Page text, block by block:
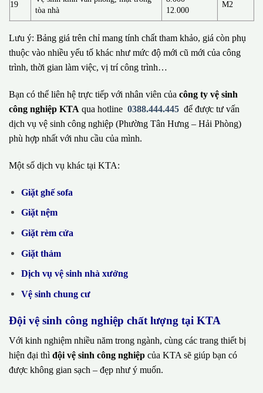
19
tòa nhà
12.000
M2
Lưu ý: Bảng giá trên chỉ mang tính chất tham khảo, giá còn phụ
thuộc vào nhiều yếu tố khác như mức độ mới cũ mới của công
trình, thời gian làm việc, vị trí công trình…
Bạn có thể liên hệ trực tiếp với nhân viên của công ty vệ sinh
công nghiệp KTA qua hotline 0388.444.445 để được tư vấn
dịch vụ vệ sinh công nghiệp (Phường Tân Hưng – Hải Phòng)
phù hợp nhất với nhu cầu của mình.
Một số dịch vụ khác tại KTA:
Giặt ghế sofa
Giặt nệm
Giặt rèm cửa
Giặt thảm
Dịch vụ vệ sinh nhà xưởng
Vệ sinh chung cư
Đội vệ sinh công nghiệp chất lượng tại KTA
Với kinh nghiệm nhiều năm trong ngành, cùng các trang thiết bị
hiện đại thì đội vệ sinh công nghiệp của KTA sẽ giúp bạn có
được không gian sạch – đẹp như ý muốn.